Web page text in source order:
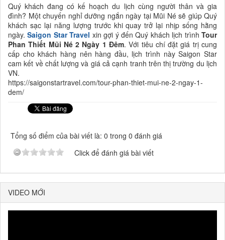
Quý khách đang có kế hoạch du lịch cùng người thân và gia
đình? Một chuyến nghỉ dưỡng ngắn ngày tại Mũi Né sẽ giúp Quý
khách sạc lại năng lượng trước khi quay trở lại nhịp sống hằng
ngày.Saigon Star Travel xin gợi ý đến Quý khách lịch trìnhTour
Phan Thiết Mũi Né 2 Ngày 1 Đêm. Với tiêu chí đặt giá trị cung
cấp cho khách hàng nên hàng đầu, lịch trình này Saigon Star
cam kết về chất lượng và giá cả cạnh tranh trên thị trường du lịch
VN.
https://saigonstartravel.com/tour-phan-thiet-mui-ne-2-ngay-1-
dem/
Tổng số điểm của bài viết là: 0 trong 0 đánh giá
Click để đánh giá bài viết
VIDEO MỚI